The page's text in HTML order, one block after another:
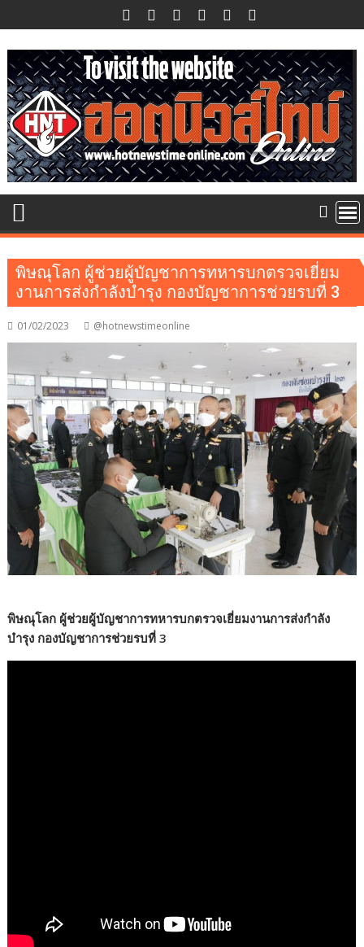
to
content
พิษณุโลก ผู้ช่วยผู้บัญชาการทหารบกตรวจเยี่ยม
งานการส่งกำลังบำรุง กองบัญชาการช่วยรบที่ 3
01/02/2023 @hotnewstimeonline
พิษณุโลก ผู้ช่วยผู้บัญชาการทหารบกตรวจเยี่ยมงานการส่งกำลัง
บำรุง กองบัญชาการช่วยรบที่ 3